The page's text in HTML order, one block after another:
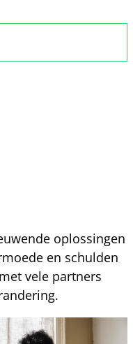
oplossingen
en schulden
vele partners